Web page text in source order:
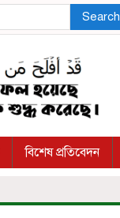
Search
বিশেষ প্রতিবেদন